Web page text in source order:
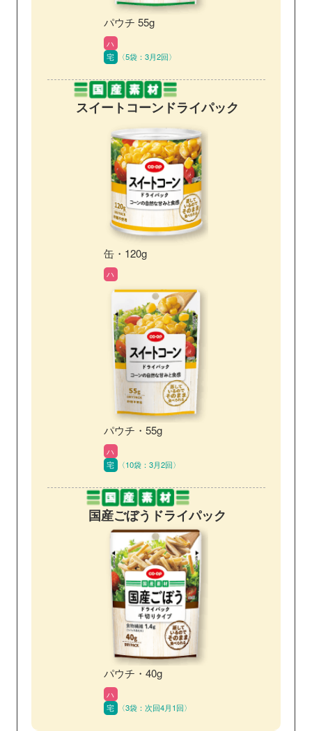
パウチ 55g
ハ
宅 〈5袋：3月2回〉
スイートコーンドライパック
缶・120g
ハ
パウチ・55g
ハ
宅 〈10袋：3月2回〉
国産ごぼう ドライパック
パウチ・40g
ハ
宅 〈3袋：次回4月1回〉